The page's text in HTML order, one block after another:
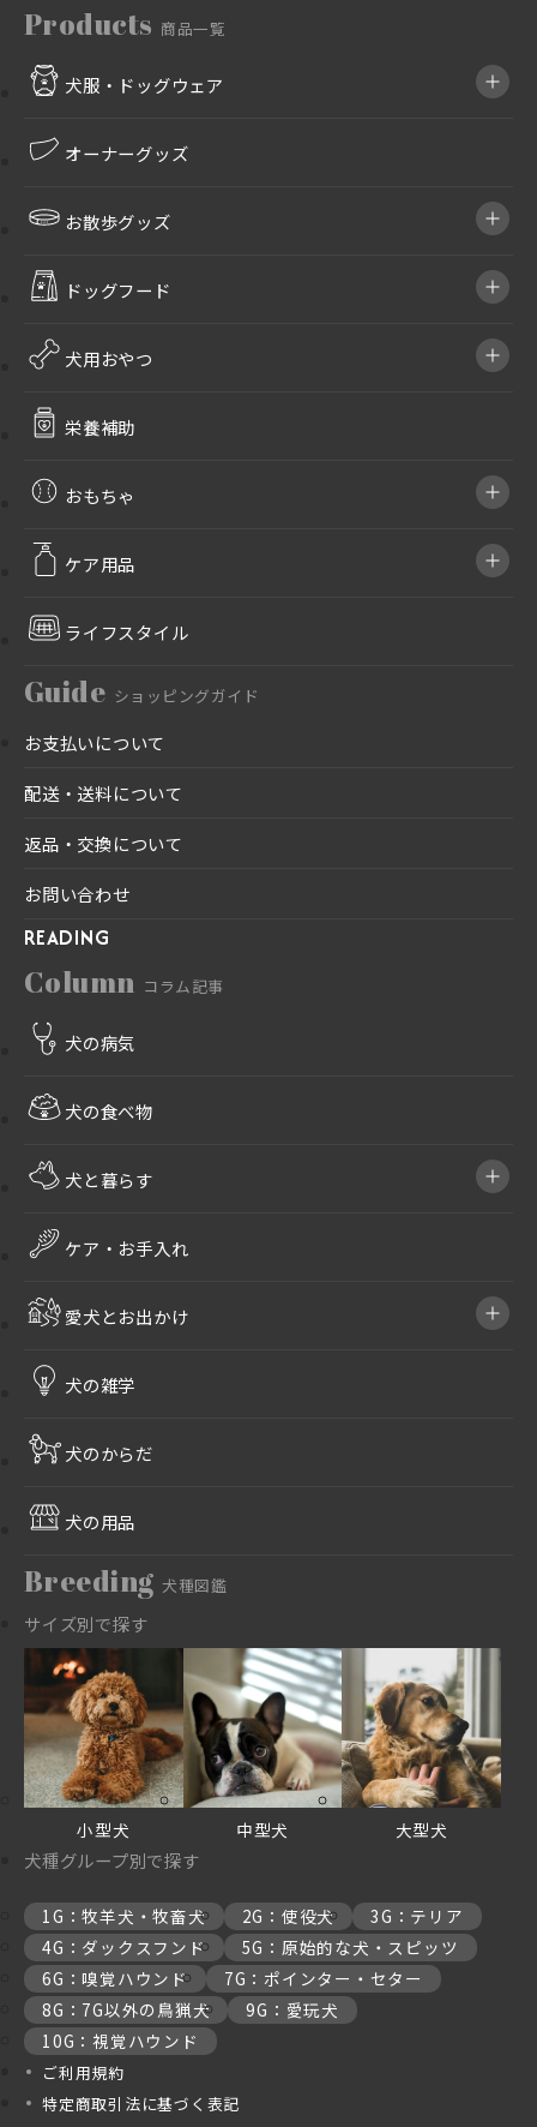
Products 商品一覧
犬服・ドッグウェア
オーナーグッズ
お散歩グッズ
ドッグフード
犬用おやつ
栄養補助
おもちゃ
ケア用品
ライフスタイル
Guide ショッピングガイド
お支払いについて
配送・送料について
返品・交換について
お問い合わせ
READING
Column コラム記事
犬の病気
犬の食べ物
犬と暮らす
ケア・お手入れ
愛犬とお出かけ
犬の雑学
犬のからだ
犬の用品
Breeding 犬種図鑑
サイズ別で探す
小型犬 中型犬 大型犬
犬種グループ別で探す
1G：牧羊犬・牧畜犬 2G：使役犬
3G：テリア
4G：ダックスフンド
5G：原始的な犬・スピッツ
6G：嗅覚ハウンド
7G：ポインター・セター
8G：7G以外の鳥猟犬
9G：愛玩犬
10G：視覚ハウンド
ご利用規約
特定商取引法に基づく表記